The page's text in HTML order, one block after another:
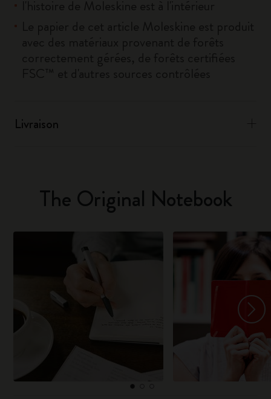
Livraison
The Original Notebook